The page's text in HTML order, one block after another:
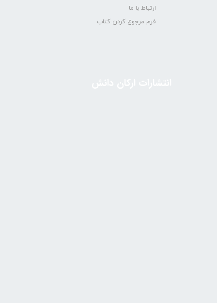
ارتباط با ما
فرم مرجوع کردن کتاب